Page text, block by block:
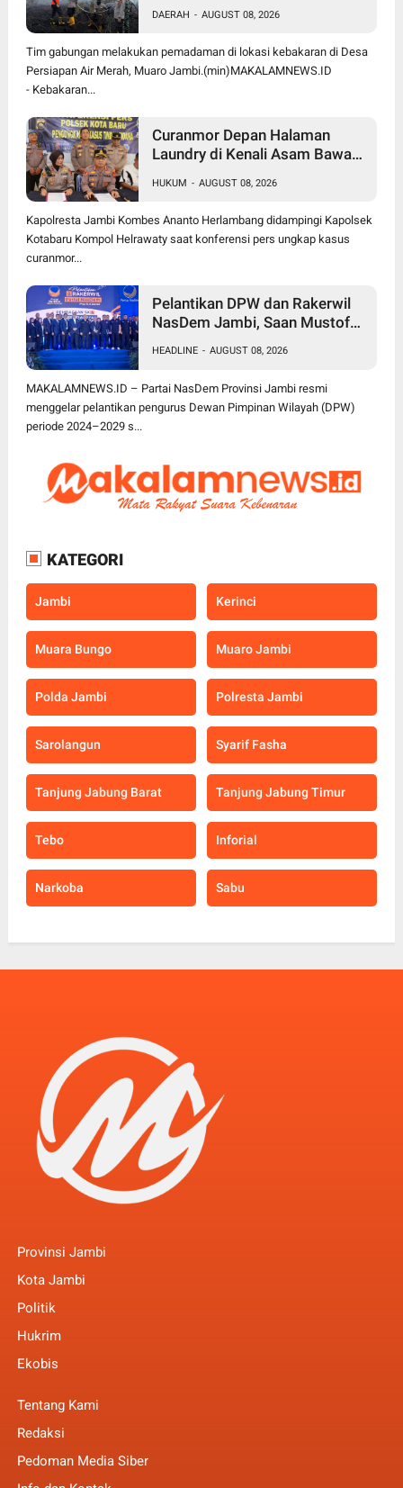
Air Merah, Pemilik Lahan
Diselidiki
DAERAH - AUGUST 08, 2026
Tim gabungan melakukan pemadaman di lokasi kebakaran di Desa
Persiapan Air Merah, Muaro Jambi.(min)MAKALAMNEWS.ID
- Kebakaran...
Curanmor Depan Halaman
Laundry di Kenali Asam Bawah
Ditangkap Polisi
HUKUM - AUGUST 08, 2026
Kapolresta Jambi Kombes Ananto Herlambang didampingi Kapolsek
Kotabaru Kompol Helrawaty saat konferensi pers ungkap kasus
curanmor...
Pelantikan DPW dan Rakerwil
NasDem Jambi, Saan Mustofa
Perolehan Kursi 2029 Target
Tembus 4 Besar
HEADLINE - AUGUST 08, 2026
MAKALAMNEWS.ID – Partai NasDem Provinsi Jambi resmi
menggelar pelantikan pengurus Dewan Pimpinan Wilayah (DPW)
periode 2024–2029 s...
KATEGORI
Jambi Kerinci
Muara Bungo Muaro Jambi
Polda Jambi Polresta Jambi
Sarolangun Syarif Fasha
Tanjung Jabung Barat Tanjung Jabung Timur
Tebo Inforial
Narkoba Sabu
Provinsi Jambi
Kota Jambi
Politik
Hukrim
Ekobis
Tentang Kami
Redaksi
Pedoman Media Siber